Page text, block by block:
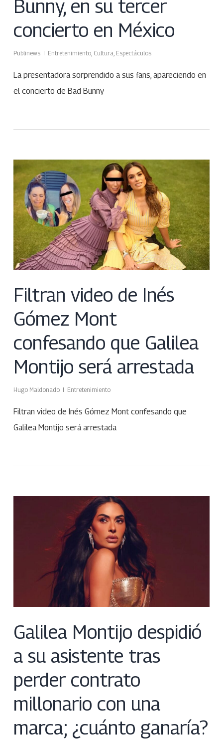
Bunny, en su tercer
concierto en México
Publinews Entretenimiento, Cultura Espectáculos
La presentadora sorprendido a sus fans, apareciendo en
el concierto de Bad Bunny
Filtran video de Inés
Gómez Mont
confesando que Galilea
Montijo será arrestada
Hugo Maldonado Entretenimiento
Filtran video de Inés Gómez Mont confesando que
Galilea Montijo será arrestada
Galilea Montijo despidió
a su asistente tras
perder contrato
millonario con una
marca; ¿cuánto ganaría?